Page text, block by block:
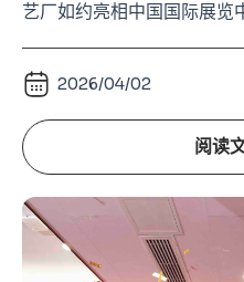
艺厂如约亮相中国国际展览
每年都来，每次都带着真
市场进行直接对话。 在整
谨慎的背景下，行业内对展
2026/04/02
阅读